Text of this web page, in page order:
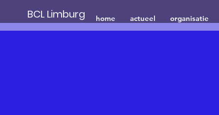
BCL Limburg home actueel organisatie